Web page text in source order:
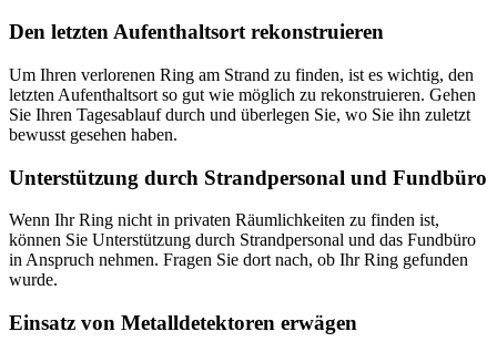
Den letzten Aufenthaltsort rekonstruieren
Um Ihren verlorenen Ring am Strand zu finden, ist es wichtig, den
letzten Aufenthaltsort so gut wie möglich zu rekonstruieren. Gehen
Sie Ihren Tagesablauf durch und überlegen Sie, wo Sie ihn zuletzt
bewusst gesehen haben.
Unterstützung durch Strandpersonal und Fundbüro
Wenn Ihr Ring nicht in privaten Räumlichkeiten zu finden ist,
können Sie Unterstützung durch Strandpersonal und das Fundbüro
in Anspruch nehmen. Fragen Sie dort nach, ob Ihr Ring gefunden
wurde.
Einsatz von Metalldetektoren erwägen